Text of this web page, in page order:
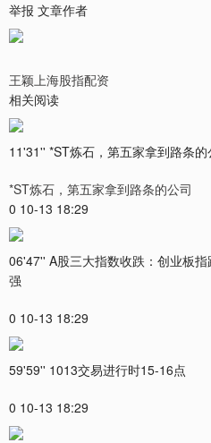
举报 文章作者
王颖上海股指配资
相关阅读
11'31'' *ST炼石，第五家拿到路条的
*ST炼石，第五家拿到路条的公司
0 10-13 18:29
06'47'' A股三大指数收跌：创业板
强
0 10-13 18:29
59'59'' 1013交易进行时15-16点
0 10-13 18:29